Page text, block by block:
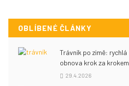
OBLÍBENÉ ČLÁNKY
Trávník po zimě: rychlá
obnova krok za krokem
29.4.2026